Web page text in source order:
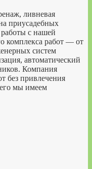
ливневая
приусадебных
с нашей
комплекса работ — от
систем
автоматический
Компания
без привлечения
мы имеем